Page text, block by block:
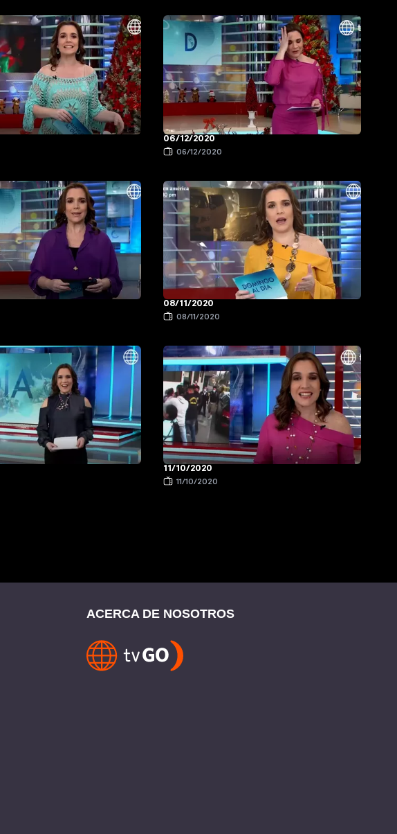
06/12/2020
06/12/2020
08/11/2020
08/11/2020
11/10/2020
11/10/2020
ACERCA DE NOSOTROS